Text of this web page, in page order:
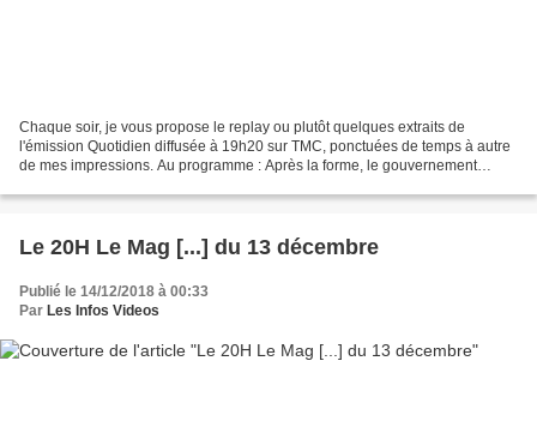
Chaque soir, je vous propose le replay ou plutôt quelques extraits de
l'émission Quotidien diffusée à 19h20 sur TMC, ponctuées de temps à autre
de mes impressions. Au programme : Après la forme, le gouvernement
Le 20H Le Mag [...] du 13 décembre
Publié le 14/12/2018 à 00:33
Par Les Infos Videos